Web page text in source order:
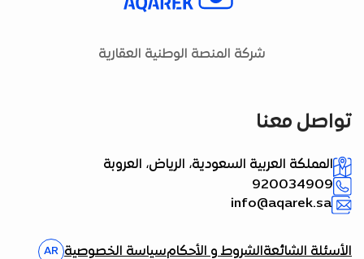
شركة المنصة الوطنية العقارية
تواصل معنا
المملكة العربية السعودية، الرياض، العروبة
920034909
info@aqarek.sa
الأسئلة الشائعةالشروط و الأحكامسياسة الخصوصية AR